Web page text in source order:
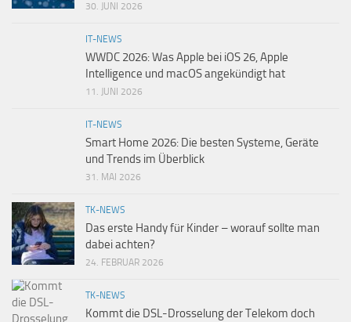
30. JUNI 2026
IT-NEWS
WWDC 2026: Was Apple bei iOS 26, Apple
Intelligence und macOS angekündigt hat
11. JUNI 2026
IT-NEWS
Smart Home 2026: Die besten Systeme, Geräte
und Trends im Überblick
31. MAI 2026
TK-NEWS
Das erste Handy für Kinder – worauf sollte man
dabei achten?
24. FEBRUAR 2026
TK-NEWS
Kommt die DSL-Drosselung der Telekom doch